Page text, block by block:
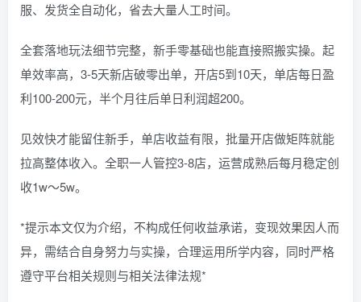
服、发货全自动化，省去大量人工时间。
全套落地玩法细节完整，新手零基础也能直接照搬实操。起
单效率高，3-5天新店破零出单，开店5到10天，单店每日盈
利100-200元，半个月往后单日利润超200。
见效快才能留住新手，单店收益有限，批量开店做矩阵就能
拉高整体收入。全职一人管控3-8店，运营成熟后每月稳定创
收1w～5w。
*提示本文仅为介绍，不构成任何收益承诺，变现效果因人而
异，需结合自身努力与实操，合理运用所学内容，同时严格
遵守平台相关规则与相关法律法规*